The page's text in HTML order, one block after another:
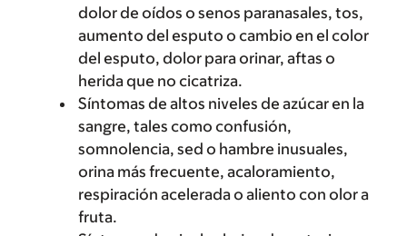
dolor de oídos o senos paranasales, tos,
aumento del esputo o cambio en el color
del esputo, dolor para orinar, aftas o
herida que no cicatriza.
Síntomas de altos niveles de azúcar en la
sangre, tales como confusión,
somnolencia, sed o hambre inusuales,
orina más frecuente, acaloramiento,
respiración acelerada o aliento con olor a
fruta.